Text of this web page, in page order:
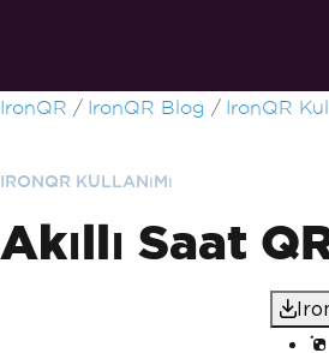
Altbilgi içeriğine atla
IronQR IronQR Blog IronQR
IRONQR KULLANıMı
Akıllı Saat